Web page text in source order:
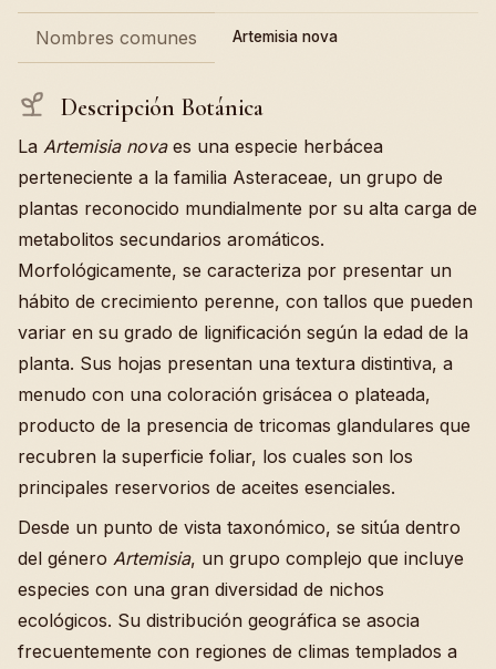
Nombres comunes Artemisia nova
Descripción Botánica
La Artemisia novaes una especie herbácea
perteneciente a la familia Asteraceae, un grupo de
plantas reconocido mundialmente por su alta carga de
metabolitos secundarios aromáticos.
Morfológicamente, se caracteriza por presentar un
hábito de crecimiento perenne, con tallos que pueden
variar en su grado de lignificación según la edad de la
planta. Sus hojas presentan una textura distintiva, a
menudo con una coloración grisácea o plateada,
producto de la presencia de tricomas glandulares que
recubren la superficie foliar, los cuales son los
principales reservorios de aceites esenciales.
Desde un punto de vista taxonómico, se sitúa dentro
del género Artemisia, un grupo complejo que incluye
especies con una gran diversidad de nichos
ecológicos. Su distribución geográfica se asocia
frecuentemente con regiones de climas templados a